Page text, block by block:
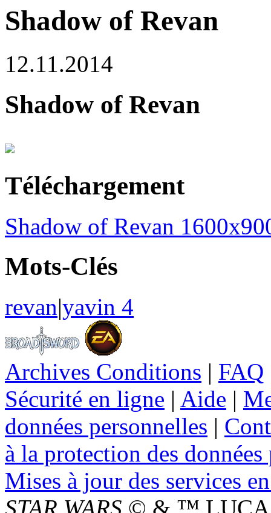
Shadow of Revan
12.11.2014
Shadow of Revan
Téléchargement
Shadow of Revan
Mots-Clés
revan|yavin 4
Archives Conditions | FAQ
Sécurité en ligne | Aide |
données personnelles |
à la protection des
Mises à jour des services